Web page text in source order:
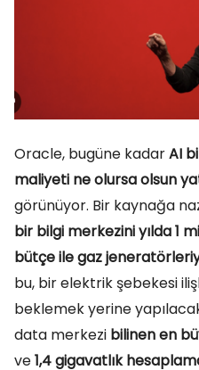
Oracle, bugüne kadarAI
maliyeti ne olursa olsun
görünüyor. Bir kaynağa
bir bilgi merkezini yılda 1
bütçe ile gaz
bu, bir elektrik şebekesi
beklemek yerine
data merkezi bilinen en
ve1,4 gigavatlık